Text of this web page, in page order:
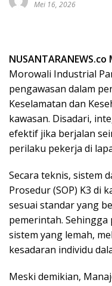
Mei 16, 2026
Morowali Industrial
pengawasan dalam
Keselamatan dan
kawasan. Disadari,
efektif jika berjalan
perilaku pekerja di
Secara teknis, sistem
Prosedur (SOP) K3 di
sesuai standar yang
pemerintah.
sistem yang lemah,
kesadaran individu
Meski demikian,